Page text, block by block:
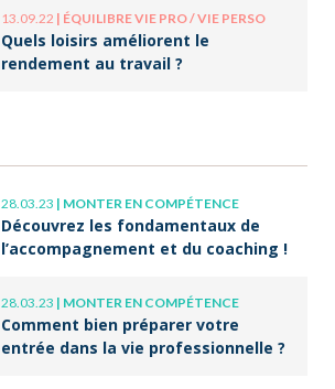
13.09.22 | ÉQUILIBRE VIE PRO / VIE PERSO
Quels loisirs améliorent le
rendement au travail ?
28.03.23 | MONTER EN COMPÉTENCE
Découvrez les fondamentaux de
l’accompagnement et du coaching !
28.03.23 | MONTER EN COMPÉTENCE
Comment bien préparer votre
entrée dans la vie professionnelle ?